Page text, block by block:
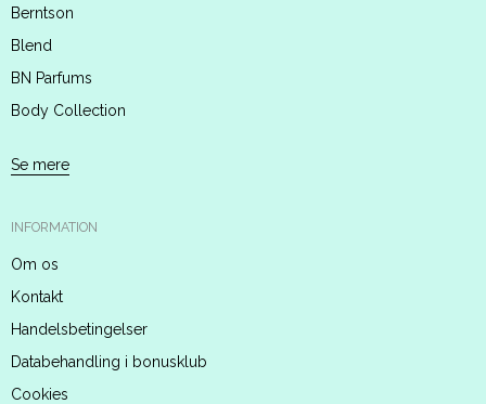
Berntson
Blend
BN Parfums
Body Collection
Se mere
INFORMATION
Om os
Kontakt
Handelsbetingelser
Databehandling i bonusklub
Cookies